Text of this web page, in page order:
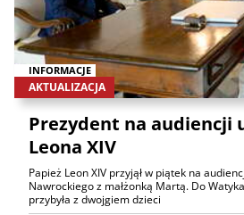
INFORMACJE
AKTUALIZACJA
Prezydent na audiencji
Leona XIV
Papież Leon XIV przyjął w piątek na
Nawrockiego z małżonką Martą. Do
przybyła z dwojgiem dzieci